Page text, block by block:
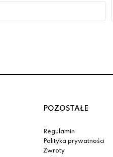
POZOSTAŁE
Regulamin
Polityka prywatności
Zwroty